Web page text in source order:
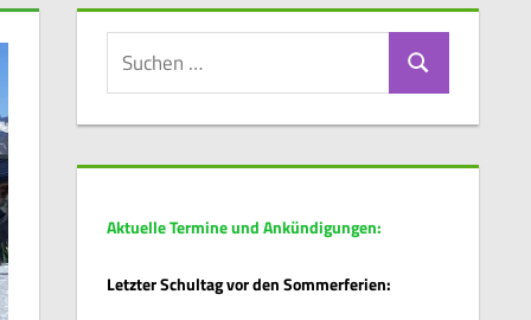
Suchen
Aktuelle Termine und Ankündigungen:
Letzter Schultag vor den Sommerferien: